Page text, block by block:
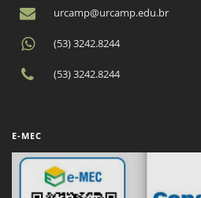
urcamp@urcamp.edu.br
(53) 3242.8244
(53) 3242.8244
E-MEC